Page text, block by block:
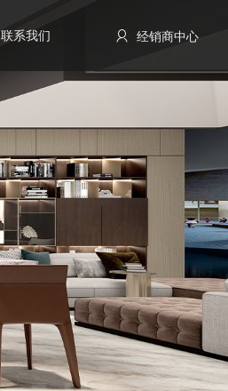
联系我们 经销商中心